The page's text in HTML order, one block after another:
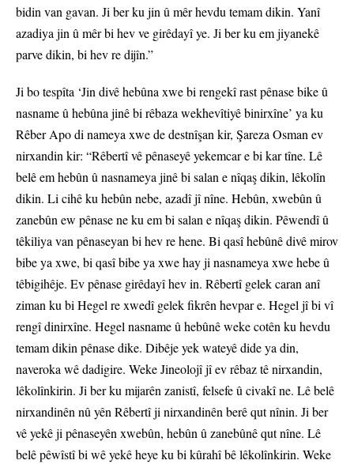
bidin van gavan. Ji ber ku jin û mêr hevdu temam dikin. Yanî
azadiya jin û mêr bi hev ve girêdayî ye. Ji ber ku em jiyanekê
parve dikin, bi hev re dijîn.”
Ji bo tespîta ‘Jin divê hebûna xwe bi rengekî rast pênase bike û
nasname û hebûna jinê bi rêbaza wekhevîtiyê binirxîne’ ya ku
Rêber Apo di nameya xwe de destnîşan kir, Şareza Osman ev
nirxandin kir: “Rêbertî vê pênaseyê yekemcar e bi kar tîne. Lê
belê em hebûn û nasnameya jinê bi salan e nîqaş dikin, lêkolîn
dikin. Li cihê ku hebûn nebe, azadî jî nîne. Hebûn, xwebûn û
zanebûn ew pênase ne ku em bi salan e nîqaş dikin. Pêwendî û
têkiliya van pênaseyan bi hev re hene. Bi qasî hebûnê divê mirov
bibe ya xwe, bi qasî bibe ya xwe hay ji nasnameya xwe hebe û
têbigihêje. Ev pênase girêdayî hev in. Rêbertî gelek caran anî
ziman ku bi Hegel re xwedî gelek fikrên hevpar e. Hegel jî bi vî
rengî dinirxîne. Hegel nasname û hebûnê weke cotên ku hevdu
temam dikin pênase dike. Dibêje yek wateyê dide ya din,
naveroka wê dadigire. Weke Jineolojî jî ev rêbaz tê nirxandin,
lêkolînkirin. Ji ber ku mijarên zanistî, felsefe û civakî ne. Lê belê
nirxandinên nû yên Rêbertî ji nirxandinên berê qut nînin. Ji ber
vê yekê ji pênaseyên xwebûn, hebûn û zanebûnê qut nîne. Lê
belê pêwîstî bi wê yekê heye ku bi kûrahî bê lêkolînkirin. Weke